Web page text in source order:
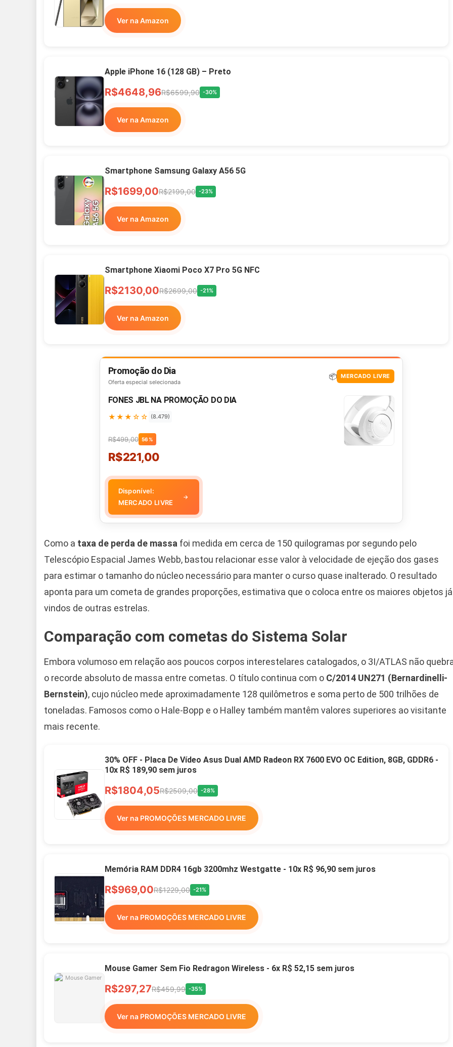
Ver na Amazon
Apple iPhone 16 (128 GB) – Preto
R$4648,96R$6599,90 -30%
Ver na Amazon
Smartphone Samsung Galaxy A56 5G
R$1699,00R$2199,00 -23%
Ver na Amazon
Smartphone Xiaomi Poco X7 Pro 5G NFC
R$2130,00R$2699,00 -21%
Ver na Amazon
Promoção do Dia
Oferta especial selecionada
📦 MERCADO LIVRE
FONES JBL NA PROMOÇÃO DO DIA
★★★☆☆ (8.479)
R$499,00 56%
R$221,00
Disponível:
MERCADO LIVRE
→
Como a taxa de perda de massa foi medida em cerca de 150 quilogramas por segundo pelo
Telescópio Espacial James Webb, bastou relacionar esse valor à velocidade de ejeção dos gases
para estimar o tamanho do núcleo necessário para manter o curso quase inalterado. O resultado
aponta para um cometa de grandes proporções, estimativa que o coloca entre os maiores objetos já
vindos de outras estrelas.
Comparação com cometas do Sistema Solar
Embora volumoso em relação aos poucos corpos interestelares catalogados, o 3I/ATLAS não
o recorde absoluto de massa entre cometas. O título continua com o C/2014 UN271 (Bernardinelli-
Bernstein), cujo núcleo mede aproximadamente 128 quilômetros e soma perto de 500 trilhões de
toneladas. Famosos como o Hale-Bopp e o Halley também mantêm valores superiores ao visitante
mais recente.
30% OFF - Placa De Vídeo Asus Dual AMD Radeon RX 7600 EVO OC Edition, 8GB, GDDR6 -
10x R$ 189,90 sem juros
R$1804,05R$2509,00 -28%
Ver na PROMOÇÕES MERCADO LIVRE
Memória RAM DDR4 16gb 3200mhz Westgatte - 10x R$ 96,90 sem juros
R$969,00R$1229,00 -21%
Ver na PROMOÇÕES MERCADO LIVRE
Mouse Gamer Sem Fio Redragon Wireless - 6x R$ 52,15 sem juros
R$297,27R$459,99 -35%
Ver na PROMOÇÕES MERCADO LIVRE